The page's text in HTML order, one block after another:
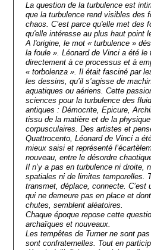
La question de la turbulence est
que la turbulence rend visibles des
chaos. C’est parce qu'elle met des
qu'elle intéresse au plus haut point
A l'origine, le mot « turbulence »
la foule ». Léonard de Vinci a été
directement à ce processus et à
« torbolenza ». Il était fasciné par
les dessins, qu’il s’agisse de
aquatiques ou aériens. Cette
sciences pour la turbulence des
antiques : Démocrite, Epicure,
tissu de la matière et de la
corpusculaires. Des artistes et
Quattrocento, Léonard de Vinci a
mieux saisi et représenté
nouveau, entre le désordre
Il n’y a pas en turbulence ni droite,
spatiales ni de limites temporelles.
transmet, déplace, connecte.
qui ne demeure pas en place et
chutes, semblent aléatoires.
Chaque époque repose cette
archaïques et nouveaux.
Les tempêtes de Turner ne sont
sont confraternelles. Tout en